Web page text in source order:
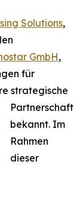
Solutions,
GmbH,
für
strategische
Partnerschaft
bekannt. Im
Rahmen
dieser